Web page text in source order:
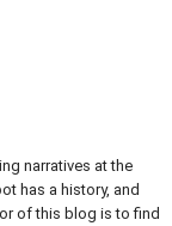
narratives at the
has a history, and
of this blog is to find